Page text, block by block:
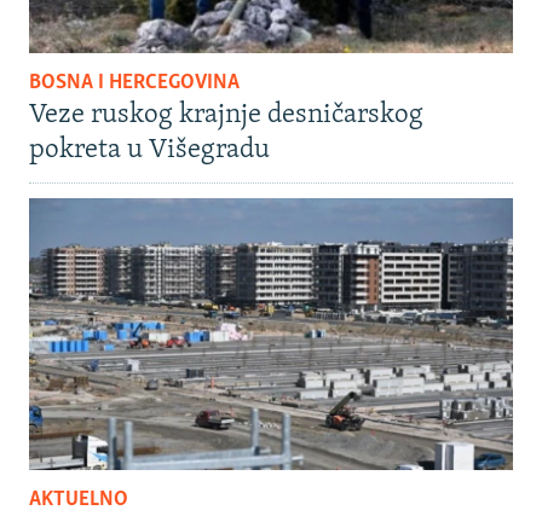
BOSNA I HERCEGOVINA
Veze ruskog krajnje desničarskog
pokreta u Višegradu
AKTUELNO